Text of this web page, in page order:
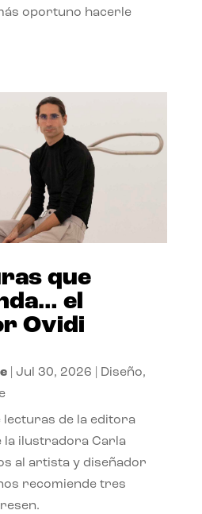
oportuno hacerle
que
el
Ovidi
| Jul 30, 2026 Diseño,
lecturas de la editora
la ilustradora Carla
al artista y diseñador
recomiende tres